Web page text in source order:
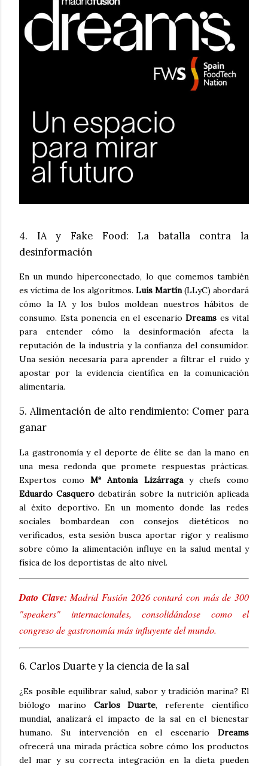
4. IA y Fake Food: La batalla contra la
desinformación
En un mundo hiperconectado, lo que comemos también
es víctima de los algoritmos. Luis Martín(LLyC) abordará
cómo la IA y los bulos moldean nuestros hábitos de
consumo. Esta ponencia en el escenario Dreams es vital
para entender cómo la desinformación afecta la
reputación de la industria y la confianza del consumidor.
Una sesión necesaria para aprender a filtrar el ruido y
apostar por la evidencia científica en la comunicación
alimentaria.
5. Alimentación de alto rendimiento: Comer para
ganar
La gastronomía y el deporte de élite se dan la mano en
una mesa redonda que promete respuestas prácticas.
Expertos comoMª Antonia Lizárragay chefs como
Eduardo Casquero debatirán sobre la nutrición aplicada
al éxito deportivo. En un momento donde las redes
sociales bombardean con consejos dietéticos no
verificados, esta sesión busca aportar rigor y realismo
sobre cómo la alimentación influye en la salud mental y
física de los deportistas de alto nivel.
Dato Clave: Madrid Fusión 2026 contará con más de 300
"speakers" internacionales, consolidándose como el
congreso de gastronomía más influyente del mundo.
6. Carlos Duarte y la ciencia de la sal
¿Es posible equilibrar salud, sabor y tradición marina? El
biólogo marino Carlos Duarte, referente científico
mundial, analizará el impacto de la sal en el bienestar
humano. Su intervención en el escenario Dreams
ofrecerá una mirada práctica sobre cómo los productos
del mar y su correcta integración en la dieta pueden